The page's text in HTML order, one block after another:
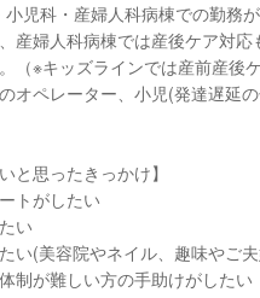
児科・産婦人科病棟での勤務が
産婦人科病棟では産後ケア対
（※キッズラインでは産前産後
オペレーター、小児(発達遅延
と思ったきっかけ】
トがしたい
い
い(美容院やネイル、趣味やご
制が難しい方の手助けがしたい